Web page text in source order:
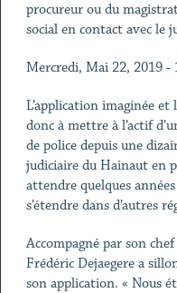
procureur ou du
social en contact avec le
Mercredi, Mai 22, 2019 -
L’application imaginée et
donc à mettre à l’actif
de police depuis une
judiciaire du Hainaut en
attendre quelques
s’étendre dans d’autres
Accompagné par son
Frédéric Dejaegere a
son application. « Nous